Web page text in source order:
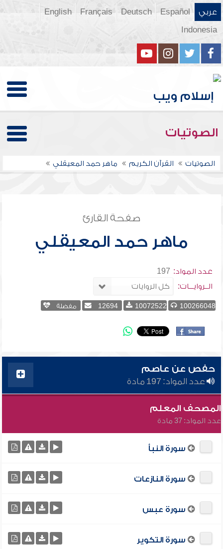
عربي Español
Deutsch
Français
English
Indonesia
الصوتيات
الصوتيات القرآن الكريم ماهر حمد المعيقلي
صفحة القارئ
ماهر حمد المعيقلي
عدد المواد: 197
الــروايـــات:
100266048
10072522
12694 مفضلة
حفص عن عاصم
عدد المواد: 197 مادة
المصحف المعلم
عدد المواد: 37 مادة
سورة النبأ
سورة النازعات
سورة عبس
سورة التكوير